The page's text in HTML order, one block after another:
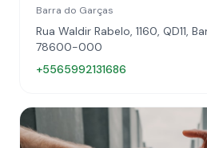
Barra do Garças
Rua Waldir Rabelo, 1160, QD11,
78600-000
+5565992131686